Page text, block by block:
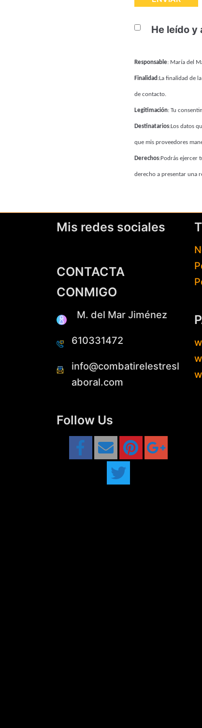
He leído y
Responsable: María del
Finalidad :La finalidad de
de contacto.
Legitimación: Tu
Destinatarios:Los datos
que mis proveedores
Derechos:Podrás ejercer
derecho a presentar una
Mis redes sociales
CONTACTA
CONMIGO
M. del Mar Jiménez
610331472
info@combatirelestresl
aboral.com
Follow Us